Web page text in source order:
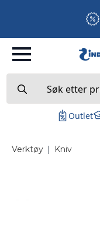
for:
Outlet
Verktøy | Kniv